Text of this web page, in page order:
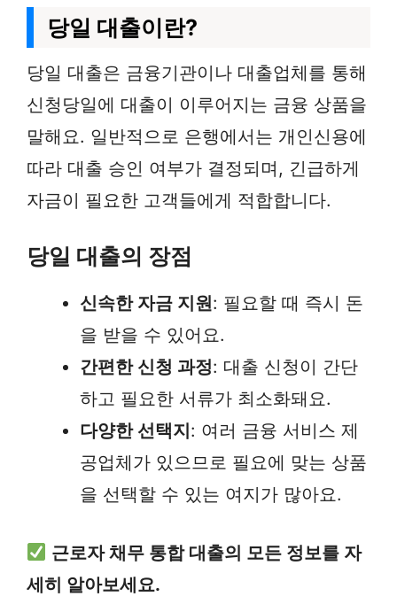
당일 대출이란?
당일 대출은 금융기관이나 대출업체를 통해
신청당일에 대출이 이루어지는 금융 상품을
말해요. 일반적으로 은행에서는 개인신용에
따라 대출 승인 여부가 결정되며, 긴급하게
자금이 필요한 고객들에게 적합합니다.
당일 대출의 장점
신속한 자금 지원: 필요할 때 즉시 돈
을 받을 수 있어요.
간편한 신청 과정: 대출 신청이 간단
하고 필요한 서류가 최소화돼요.
다양한 선택지: 여러 금융 서비스 제
공업체가 있으므로 필요에 맞는 상품
을 선택할 수 있는 여지가 많아요.
근로자 채무 통합 대출의 모든 정보를 자
세히 알아보세요.